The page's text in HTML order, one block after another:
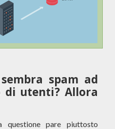
spam ad
utenti? Allora
pare piuttosto